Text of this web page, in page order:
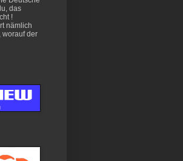
das
!
nämlich
worauf der